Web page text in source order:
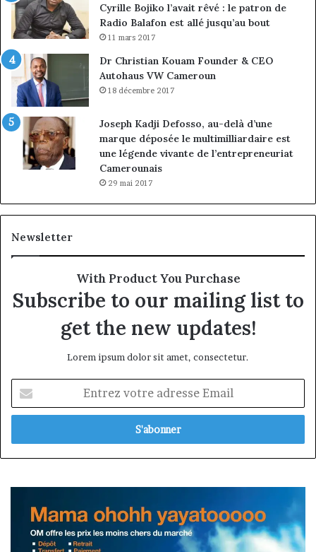
Cyrille Bojiko l’avait rêvé : le patron de
Radio Balafon est allé jusqu’au bout
11 mars 2017
Dr Christian Kouam Founder & CEO
Autohaus VW Cameroun
18 décembre 2017
Joseph Kadji Defosso, au-delà d’une
marque déposée le multimilliardaire est
une légende vivante de l’entrepreneuriat
Camerounais
29 mai 2017
Newsletter
With Product You Purchase
Subscribe to our mailing list to
get the new updates!
Lorem ipsum dolor sit amet, consectetur.
votre
adresse